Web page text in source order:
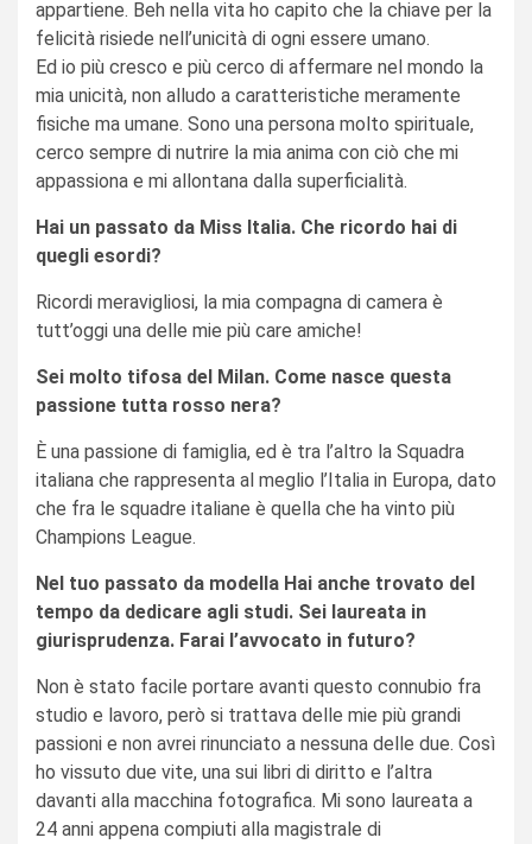
appartiene. Beh nella vita ho capito che la chiave per la
felicità risiede nell’unicità di ogni essere umano.
Ed io più cresco e più cerco di affermare nel mondo la
mia unicità, non alludo a caratteristiche meramente
fisiche ma umane. Sono una persona molto spirituale,
cerco sempre di nutrire la mia anima con ciò che mi
appassiona e mi allontana dalla superficialità.
Hai un passato da Miss Italia. Che ricordo hai di
quegli esordi?
Ricordi meravigliosi, la mia compagna di camera è
tutt’oggi una delle mie più care amiche!
Sei molto tifosa del Milan. Come nasce questa
passione tutta rosso nera?
È una passione di famiglia, ed è tra l’altro la Squadra
italiana che rappresenta al meglio l’Italia in Europa, dato
che fra le squadre italiane è quella che ha vinto più
Champions League.
Nel tuo passato da modella Hai anche trovato del
tempo da dedicare agli studi. Sei laureata in
giurisprudenza. Farai l’avvocato in futuro?
Non è stato facile portare avanti questo connubio fra
studio e lavoro, però si trattava delle mie più grandi
passioni e non avrei rinunciato a nessuna delle due. Così
ho vissuto due vite, una sui libri di diritto e l’altra
davanti alla macchina fotografica. Mi sono laureata a
24 anni appena compiuti alla magistrale di